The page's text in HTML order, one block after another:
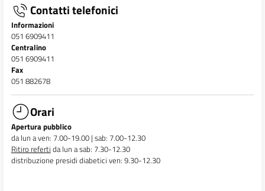
Contatti telefonici
Informazioni
051 6909411
Centralino
051 6909411
Fax
051 882678
Orari
Apertura pubblico
da lun a ven: 7.00-19.00 | sab: 7.00-12.30
Ritiro referti da lun a sab: 7.30-12.30
distribuzione presidi diabetici ven: 9.30-12.30